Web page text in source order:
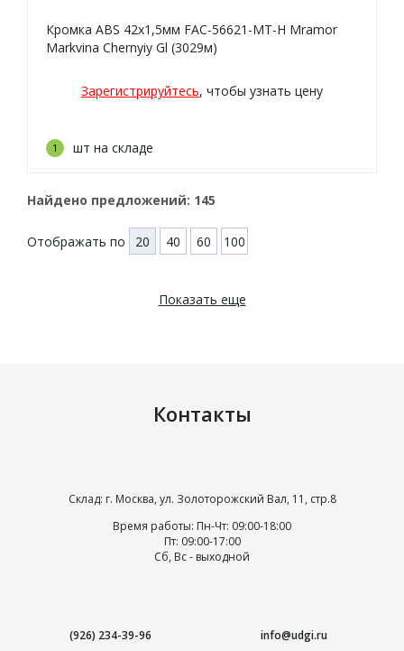
Кромка ABS 42х1,5мм FAC-56621-MT-H Mramor
Markvina Chernyiy Gl (3029м)
Зарегистрируйтесь, чтобы узнать цену
1 шт на складе
Найдено предложений: 145
Отображать по 20 40 60 100
Показать еще
Контакты
Склад: г. Москва, ул. Золоторожский Вал, 11, стр.8
Время работы: Пн-Чт: 09:00-18:00
Пт: 09:00-17:00
Сб, Вс - выходной
(926) 234-39-96 info@udgi.ru